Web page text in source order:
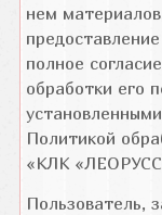
нем
полное
обработки его
Политикой
«КЛК
Пользователь,